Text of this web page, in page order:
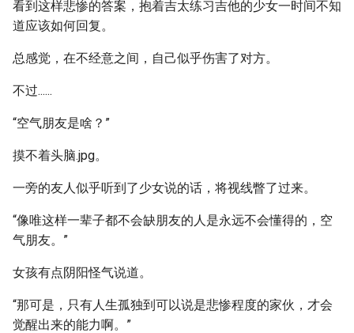
看到这样悲惨的答案，抱着吉太练习吉他的少女一时间不知
道应该如何回复。
总感觉，在不经意之间，自己似乎伤害了对方。
不过......
“空气朋友是啥？”
摸不着头脑.jpg。
一旁的友人似乎听到了少女说的话，将视线瞥了过来。
“像唯这样一辈子都不会缺朋友的人是永远不会懂得的，空
气朋友。”
女孩有点阴阳怪气说道。
“那可是，只有人生孤独到可以说是悲惨程度的家伙，才会
觉醒出来的能力啊。”